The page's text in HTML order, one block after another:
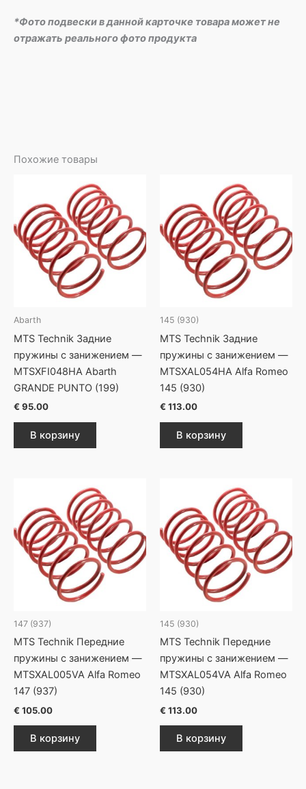
*Фото подвески в данной карточке товара может не
отражать реального фото продукта
Похожие товары
Abarth
MTS Technik Задние
пружины с занижением —
MTSXFI048HA Abarth
GRANDE PUNTO (199)
€ 95.00
В корзину
145 (930)
MTS Technik Задние
пружины с занижением —
MTSXAL054HA Alfa Romeo
145 (930)
€ 113.00
В корзину
147 (937)
MTS Technik Передние
пружины с занижением —
MTSXAL005VA Alfa Romeo
147 (937)
€ 105.00
В корзину
145 (930)
MTS Technik Передние
пружины с занижением —
MTSXAL054VA Alfa Romeo
145 (930)
€ 113.00
В корзину